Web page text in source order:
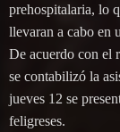
prehospitalaria, lo
llevaran a cabo en
De acuerdo con el
se contabilizó la
jueves 12 se
feligreses.